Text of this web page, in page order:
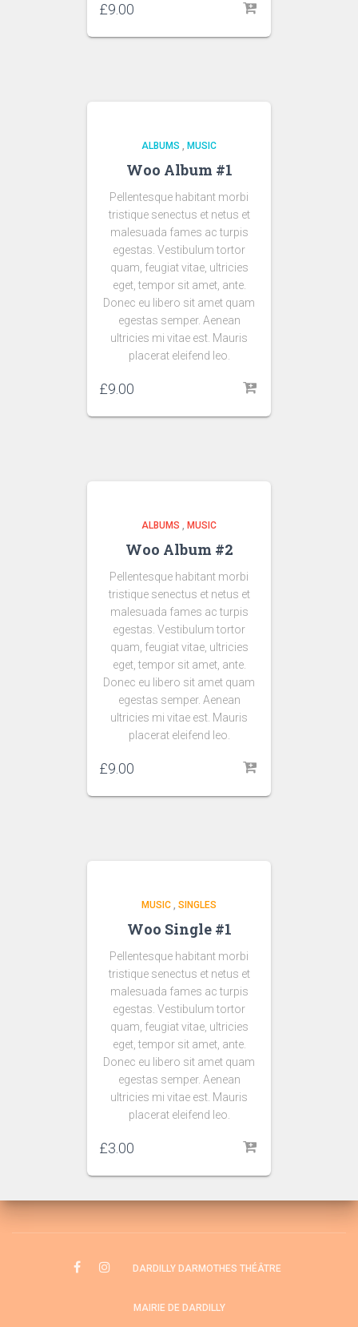
£9.00
ALBUMS , MUSIC
Woo Album #1
Pellentesque habitant morbi
tristique senectus et netus et
malesuada fames ac turpis
egestas. Vestibulum tortor
quam, feugiat vitae, ultricies
eget, tempor sit amet, ante.
Donec eu libero sit amet quam
egestas semper. Aenean
ultricies mi vitae est. Mauris
placerat eleifend leo.
£9.00
ALBUMS , MUSIC
Woo Album #2
Pellentesque habitant morbi
tristique senectus et netus et
malesuada fames ac turpis
egestas. Vestibulum tortor
quam, feugiat vitae, ultricies
eget, tempor sit amet, ante.
Donec eu libero sit amet quam
egestas semper. Aenean
ultricies mi vitae est. Mauris
placerat eleifend leo.
£9.00
MUSIC , SINGLES
Woo Single #1
Pellentesque habitant morbi
tristique senectus et netus et
malesuada fames ac turpis
egestas. Vestibulum tortor
quam, feugiat vitae, ultricies
eget, tempor sit amet, ante.
Donec eu libero sit amet quam
egestas semper. Aenean
ultricies mi vitae est. Mauris
placerat eleifend leo.
£3.00
DARDILLY DARMOTHES THÉÂTRE
MAIRIE DE DARDILLY